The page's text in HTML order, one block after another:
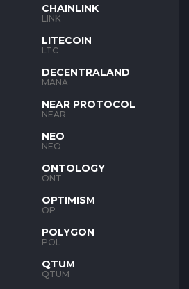
CHAINLINK
LINK
LITECOIN
LTC
DECENTRALAND
MANA
NEAR PROTOCOL
NEAR
NEO
NEO
ONTOLOGY
ONT
OPTIMISM
OP
POLYGON
POL
QTUM
QTUM